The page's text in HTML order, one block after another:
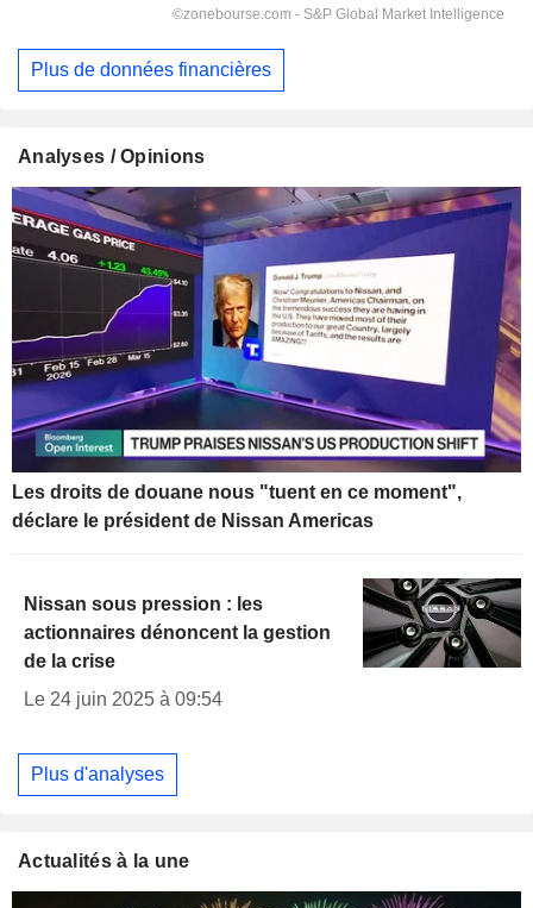
Plus de données financières
Analyses / Opinions
Les droits de douane nous "tuent en ce moment",
déclare le président de Nissan Americas
Nissan sous pression : les
actionnaires dénoncent la gestion
de la crise
Le 24 juin 2025 à 09:54
Plus d'analyses
Actualités à la une